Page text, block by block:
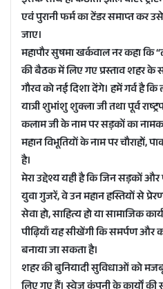
एवं पुरानी फर्म का टेंडर समाप्त कर
जाए।
महापौर सुषमा खर्कवाल नर कहा कि
की बैठक में लिए गए प्रस्ताव शहर के
गौरव को नई दिशा देंगे। हमें गर्व है
यात्री शुभांशु शुक्ला जी तथा पूर्व
कलाम जी के नाम पर सड़कों का
महान विभूतियों के नाम पर चौराहों,
है।
मेरा उद्देश्य यही है कि जिन सड़कों
युवा गुजरें, वे उन महान हस्तियों से
सेवा हो, साहित्य हो या सामाजिक
पीढ़ियाँ यह सीखेंगी कि समर्पण
बनाया जा सकता है।
शहर की बुनियादी सुविधाओं को